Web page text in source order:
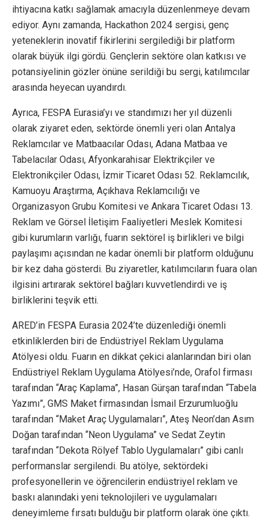
ihtiyacına katkı sağlamak amacıyla düzenlenmeye devam
ediyor. Aynı zamanda, Hackathon 2024 sergisi, genç
yeteneklerin inovatif fikirlerini sergilediği bir platform
olarak büyük ilgi gördü. Gençlerin sektöre olan katkısı ve
potansiyelinin gözler önüne serildiği bu sergi, katılımcılar
arasında heyecan uyandırdı.
Ayrıca, FESPA Eurasia’yı ve standımızı her yıl düzenli
olarak ziyaret eden, sektörde önemli yeri olan Antalya
Reklamcılar ve Matbaacılar Odası, Adana Matbaa ve
Tabelacılar Odası, Afyonkarahisar Elektrikçiler ve
Elektronikçiler Odası, İzmir Ticaret Odası 52. Reklamcılık,
Kamuoyu Araştırma, Açıkhava Reklamcılığı ve
Organizasyon Grubu Komitesi ve Ankara Ticaret Odası 13.
Reklam ve Görsel İletişim Faaliyetleri Meslek Komitesi
gibi kurumların varlığı, fuarın sektörel iş birlikleri ve bilgi
paylaşımı açısından ne kadar önemli bir platform olduğunu
bir kez daha gösterdi. Bu ziyaretler, katılımcıların fuara olan
ilgisini artırarak sektörel bağları kuvvetlendirdi ve iş
birliklerini teşvik etti.
ARED’in FESPA Eurasia 2024’te düzenlediği önemli
etkinliklerden biri de Endüstriyel Reklam Uygulama
Atölyesi oldu. Fuarın en dikkat çekici alanlarından biri olan
Endüstriyel Reklam Uygulama Atölyesi’nde, Orafol firması
tarafından “Araç Kaplama”, Hasan Gürşan tarafından “Tabela
Yazımı”, GMS Maket firmasından İsmail Erzurumluoğlu
tarafından “Maket Araç Uygulamaları”, Ateş Neon’dan Asım
Doğan tarafından “Neon Uygulama” ve Sedat Zeytin
tarafından “Dekota Rölyef Tablo Uygulamaları” gibi canlı
performanslar sergilendi. Bu atölye, sektördeki
profesyonellerin ve öğrencilerin endüstriyel reklam ve
baskı alanındaki yeni teknolojileri ve uygulamaları
deneyimleme fırsatı bulduğu bir platform olarak öne çıktı.